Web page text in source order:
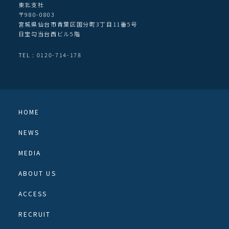
東北支社
〒980-0803
宮城県仙台市青葉区国分町3丁目11番5号
日宝勾当台西ビル5階
TEL : 0120-714-178
HOME
NEWS
MEDIA
ABOUT US
ACCESS
RECRUIT